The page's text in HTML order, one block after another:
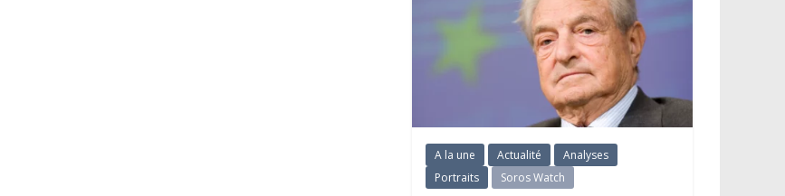
A la une Actualité
Analyses
Portraits
Soros Watch